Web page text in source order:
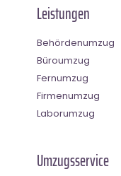
Leistungen
Behördenumzug
Büroumzug
Fernumzug
Firmenumzug
Laborumzug
Umzugsservice